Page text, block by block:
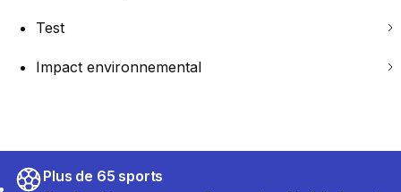
Test
Impact environnemental
Plus de 65 sports